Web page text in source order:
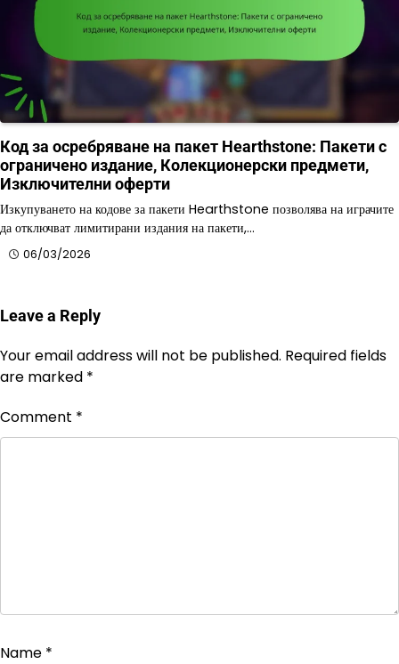
Код за осребряване на пакет Hearthstone: Пакети с
ограничено издание, Колекционерски предмети,
Изключителни оферти
Изкупуването на кодове за пакети Hearthstone позволява на играчите
да отключват лимитирани издания на пакети,…
06/03/2026
Leave a Reply
Your email address will not be published. Required fields
are marked *
Comment *
Name *